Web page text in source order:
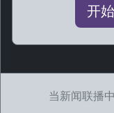
开
当新闻联播